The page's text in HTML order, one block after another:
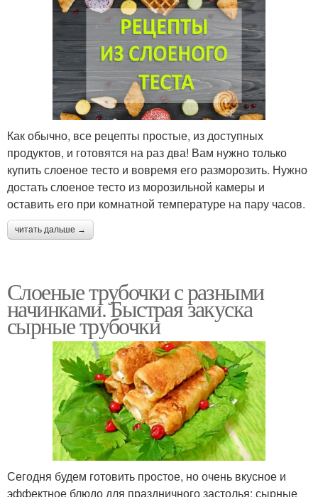
Как обычно, все рецепты простые, из доступных
продуктов, и готовятся на раз два! Вам нужно только
купить слоеное тесто и вовремя его разморозить. Нужно
достать слоеное тесто из морозильной камеры и
оставить его при комнатной температуре на пару часов.
читать дальше →
Слоеные трубочки с разными
начинками. Быстрая закуска
сырные трубочки
Сегодня будем готовить простое, но очень вкусное и
эффектное блюдо для праздничного застолья: сырные